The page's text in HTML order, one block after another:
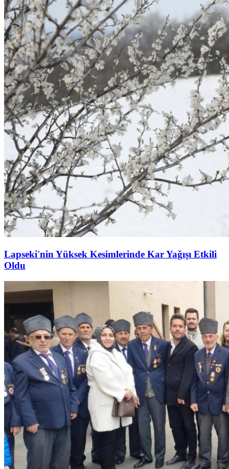
Lapseki'nin Yüksek Kesimlerinde Kar Yağışı Etkili
Oldu